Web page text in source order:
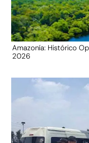
Amazonía: Histórico
2026